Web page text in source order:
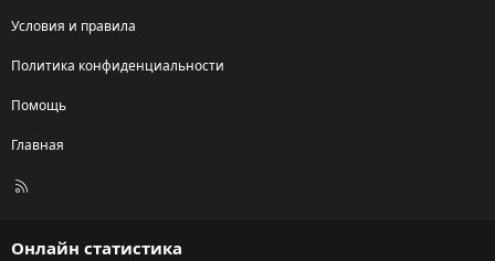
Условия и правила
Политика конфиденциальности
Помощь
Главная
R
Онлайн статистика